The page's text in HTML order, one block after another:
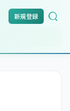
新規登録